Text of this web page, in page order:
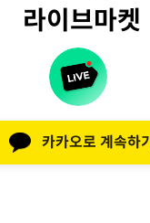
라이브마켓
카카오로 계속하기